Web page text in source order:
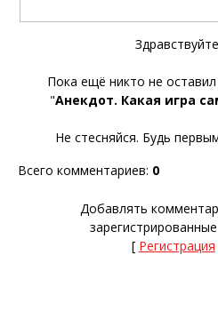
Здравствуйте
Пока ещё никто не
"Анекдот. Какая игра
Не стесняйся. Будь
Всего комментариев: 0
Добавлять
[ Регистрация